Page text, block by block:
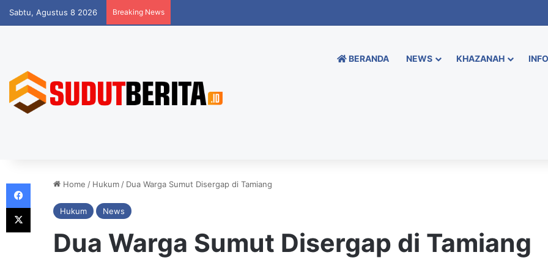
Sabtu, Agustus 8 2026 Breaking News
BERANDA NEWS KHAZANAH
Home / Hukum / Dua Warga Sumut Disergap di Tamiang
Hukum News
Dua Warga Sumut Disergap di Tamiang
Facebook
X